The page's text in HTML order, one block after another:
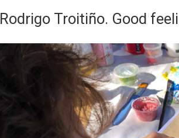
Rodrigo Troitiño. Good